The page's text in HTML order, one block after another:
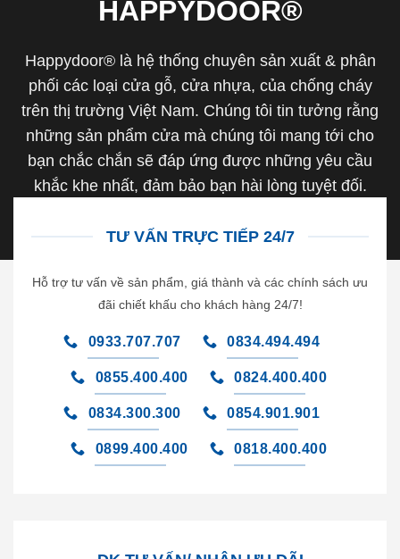
HAPPYDOOR®
Happydoor® là hệ thống chuyên sản xuất & phân
phối các loại cửa gỗ, cửa nhựa, của chống cháy
trên thị trường Việt Nam. Chúng tôi tin tưởng rằng
những sản phẩm cửa mà chúng tôi mang tới cho
bạn chắc chắn sẽ đáp ứng được những yêu cầu
khắc khe nhất, đảm bảo bạn hài lòng tuyệt đối.
TƯ VẤN TRỰC TIẾP 24/7
Hỗ trợ tư vấn về sản phẩm, giá thành và các chính sách ưu
đãi chiết khấu cho khách hàng 24/7!
0933.707.707 0834.494.494
0855.400.400 0824.400.400
0834.300.300 0854.901.901
0899.400.400 0818.400.400